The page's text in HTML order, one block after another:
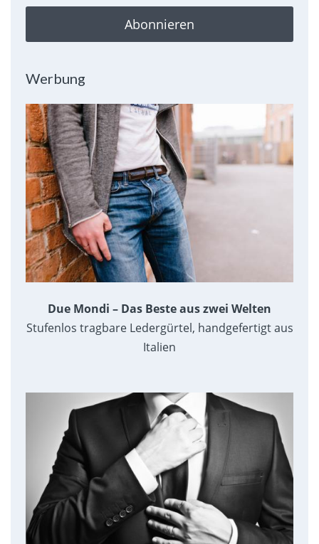
Abonnieren
Werbung
Due Mondi – Das Beste aus zwei Welten
Stufenlos tragbare Ledergürtel, handgefertigt aus
Italien